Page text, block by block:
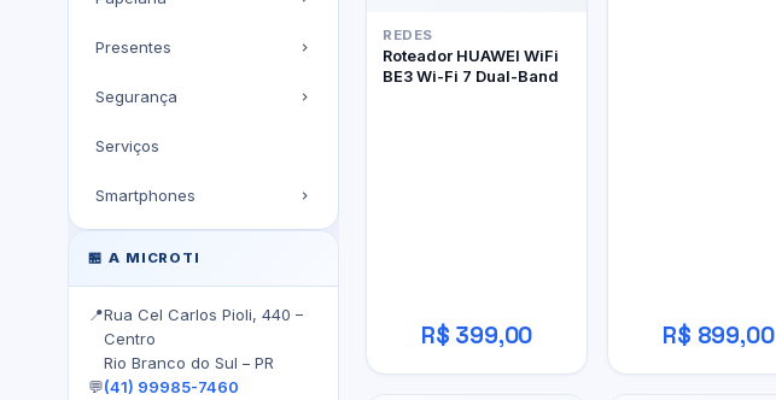
Presentes
Segurança
Serviços
Smartphones
🏪 A MICROTI
📍Rua Cel Carlos Pioli, 440 –
Centro
Rio Branco do Sul – PR
💬(41) 99985-7460
REDES
Roteador HUAWEI WiFi
BE3 Wi-Fi 7 Dual-Band
R$ 399,00 R$ 899,00